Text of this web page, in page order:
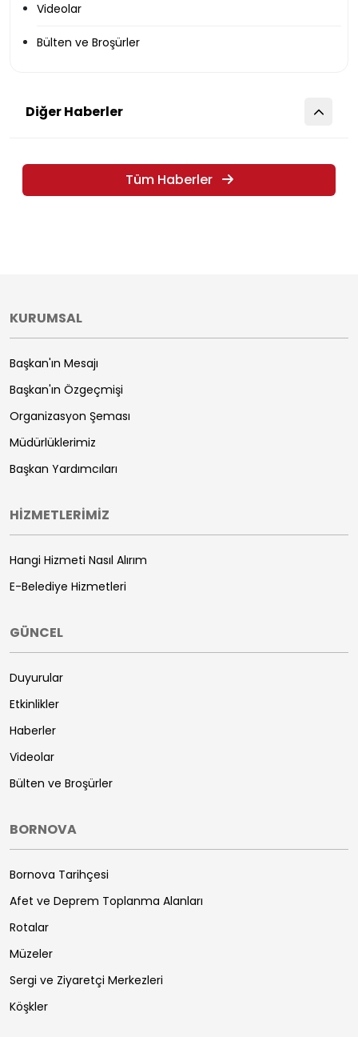
Videolar
Bülten ve Broşürler
Diğer Haberler
Tüm Haberler
KURUMSAL
Başkan'ın Mesajı
Başkan'ın Özgeçmişi
Organizasyon Şeması
Müdürlüklerimiz
Başkan Yardımcıları
HİZMETLERİMİZ
Hangi Hizmeti Nasıl Alırım
E-Belediye Hizmetleri
GÜNCEL
Duyurular
Etkinlikler
Haberler
Videolar
Bülten ve Broşürler
BORNOVA
Bornova Tarihçesi
Afet ve Deprem Toplanma Alanları
Rotalar
Müzeler
Sergi ve Ziyaretçi Merkezleri
Köşkler